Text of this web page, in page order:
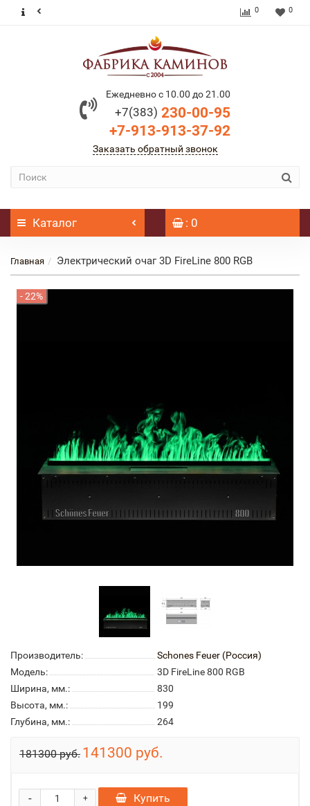
0 0
Ежедневно с 10.00 до 21.00
+7(383) 230-00-95
+7-913-913-37-92
Заказать обратный звонок
Каталог : 0
Главная Электрический очаг 3D FireLine 800 RGB
- 22%
Производитель:
Schones Feuer (Россия)
Модель:
3D FireLine 800 RGB
Ширина, мм.:
830
Высота, мм.:
199
Глубина, мм.:
264
181300 руб. 141300 руб.
+
- Купить